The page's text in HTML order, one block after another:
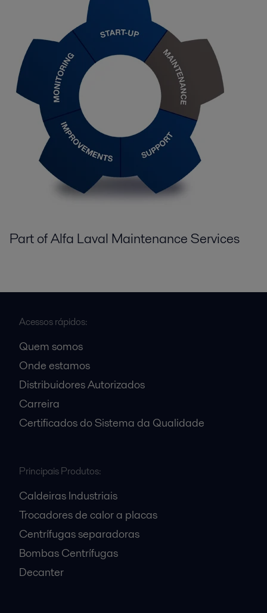
Part of Alfa Laval Maintenance Services
Acessos rápidos:
Quem somos
Onde estamos
Distribuidores Autorizados
Carreira
Certificados do Sistema da Qualidade
Principais Produtos:
Caldeiras Industriais
Trocadores de calor a placas
Centrífugas separadoras
Bombas Centrífugas
Decanter